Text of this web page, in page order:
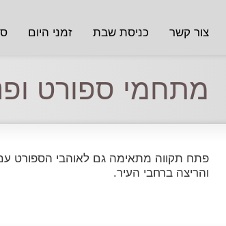
זמני היום כניסת שבת צור קשר
מתחמי ספורט
פתח תקווה מתאימה גם לאוהבי הספורט
והריצה ברחבי העיר.